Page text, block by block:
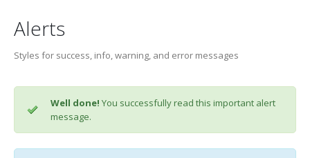
Alerts
Styles for success, info, warning, and error messages
Well done! You successfully read this important alert
message.